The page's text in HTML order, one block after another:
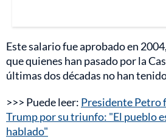
Este salario fue aprobado en
que quienes han pasado por la
últimas dos décadas no han
>>> Puede leer: Presidente Petro
Trump por su triunfo: "El pueblo
hablado"